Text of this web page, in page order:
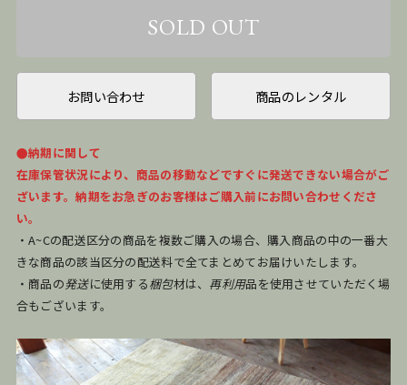
お問い合わせ 商品のレンタル
●納期に関して
在庫保管状況により、商品の移動などですぐに発送できない場合がご
ざいます。納期をお急ぎのお客様はご購入前にお問い合わせくださ
い。
・A~Cの配送区分の商品を複数ご購入の場合、購入商品の中の一番大
きな商品の該当区分の配送料で全てまとめてお届けいたします。
・商品の発送に使用する梱包材は、 再利用品を使用させていただく場
合もございます。